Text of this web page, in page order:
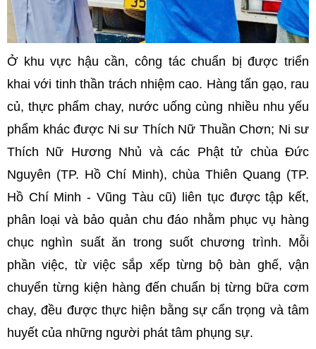
Ở khu vực hậu cần, công tác chuẩn bị được triển
khai với tinh thần trách nhiệm cao. Hàng tấn gạo, rau
củ, thực phẩm chay, nước uống cùng nhiều nhu yếu
phẩm khác được Ni sư Thích Nữ Thuần Chơn; Ni sư
Thích Nữ Hương Nhủ và các Phật tử chùa Đức
Nguyên (TP. Hồ Chí Minh), chùa Thiên Quang (TP.
Hồ Chí Minh - Vũng Tàu cũ) liên tục được tập kết,
phân loại và bảo quản chu đáo nhằm phục vụ hàng
chục nghìn suất ăn trong suốt chương trình. Mỗi
phần việc, từ việc sắp xếp từng bộ bàn ghế, vận
chuyển từng kiện hàng đến chuẩn bị từng bữa cơm
chay, đều được thực hiện bằng sự cẩn trọng và tâm
huyết của những người phát tâm phụng sự.